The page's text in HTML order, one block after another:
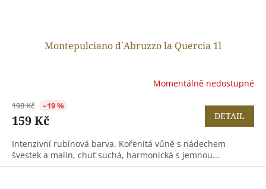
Montepulciano d´Abruzzo la Quercia 1l
Momentálně nedostupné
198 Kč –19 %
159 Kč DETAIL
Intenzivní rubínová barva. Kořenitá vůně s nádechem
švestek a malin, chuť suchá, harmonická s jemnou...
Z